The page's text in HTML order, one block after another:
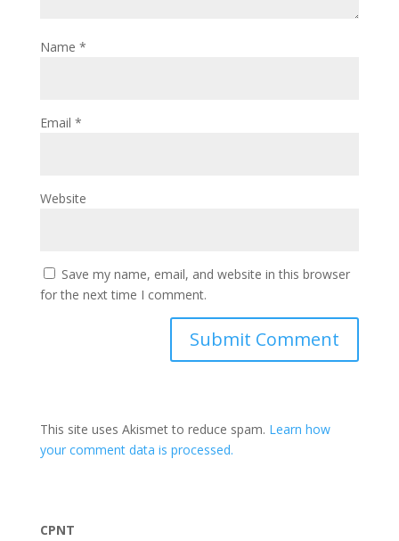
Name *
Email *
Website
Save my name, email, and website in this browser
for the next time I comment.
This site uses Akismet to reduce spam. Learn how
your comment data is processed.
CPNT